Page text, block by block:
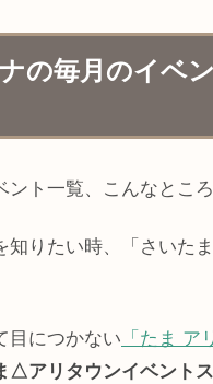
の毎月のイベ
ト一覧、こんなとこ
りたい時、「さいた
目につかない 「たま ア
△アリタウンイベント